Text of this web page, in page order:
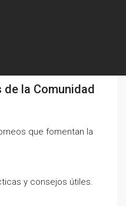
la Comunidad
que fomentan la
y consejos útiles.